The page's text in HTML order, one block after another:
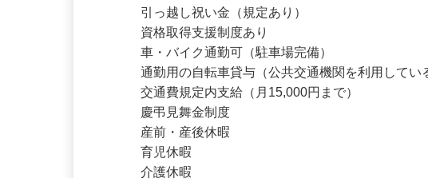
昇給あり
賞与年2回
引っ越し祝い金（規定あり）
資格取得支援制度あり
車・バイク通勤可（駐車場完備）
通勤用の自転車貸与（公共交通機関を利用してい
交通費規定内支給（月15,000円まで）
慶弔見舞金制度
産前・産後休暇